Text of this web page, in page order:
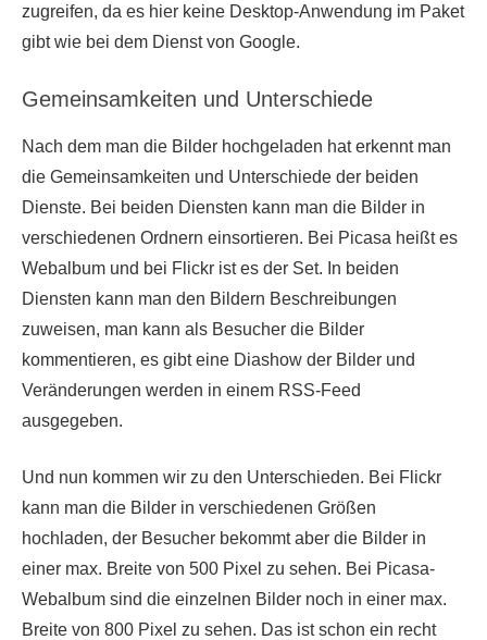
zugreifen, da es hier keine Desktop-Anwendung im Paket
gibt wie bei dem Dienst von Google.
Gemeinsamkeiten und Unterschiede
Nach dem man die Bilder hochgeladen hat erkennt man
die Gemeinsamkeiten und Unterschiede der beiden
Dienste. Bei beiden Diensten kann man die Bilder in
verschiedenen Ordnern einsortieren. Bei Picasa heißt es
Webalbum und bei Flickr ist es der Set. In beiden
Diensten kann man den Bildern Beschreibungen
zuweisen, man kann als Besucher die Bilder
kommentieren, es gibt eine Diashow der Bilder und
Veränderungen werden in einem RSS-Feed
ausgegeben.
Und nun kommen wir zu den Unterschieden. Bei Flickr
kann man die Bilder in verschiedenen Größen
hochladen, der Besucher bekommt aber die Bilder in
einer max. Breite von 500 Pixel zu sehen. Bei Picasa-
Webalbum sind die einzelnen Bilder noch in einer max.
Breite von 800 Pixel zu sehen. Das ist schon ein recht